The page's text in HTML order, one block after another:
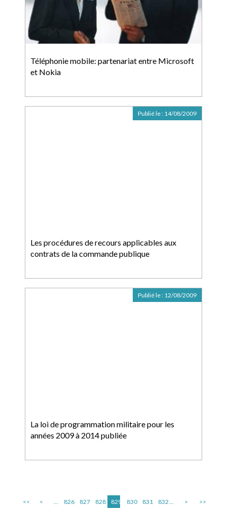
Téléphonie mobile: partenariat entre Microsoft
et Nokia
Les procédures de recours applicables aux
contrats de la commande publique
Publié le : 14/08/2009
La loi de programmation militaire pour les
années 2009 à 2014 publiée
Publié le : 12/08/2009
<< < ... 826 827 828 829 830 831 832... > >>